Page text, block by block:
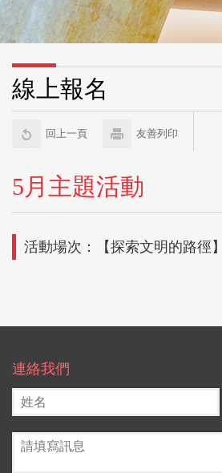
線上報名
回上一頁 友善列印
5月主題活動
活動場次：【探索文明的路徑
連絡我們